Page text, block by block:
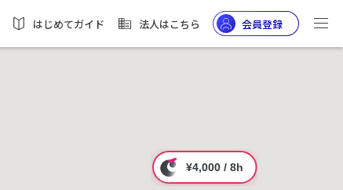
はじめてガイド 法人はこちら 会員登録